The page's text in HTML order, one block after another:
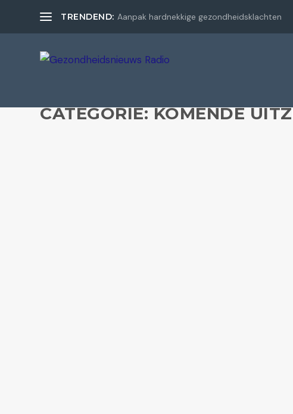
TRENDEND: Aanpak hardnekkige gezondheidsklachten
CATEGORIE:KOMENDE